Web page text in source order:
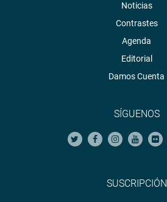
Noticias
Contrastes
Agenda
Editorial
Damos Cuenta
SÍGUENOS
SUSCRIPCIÓN